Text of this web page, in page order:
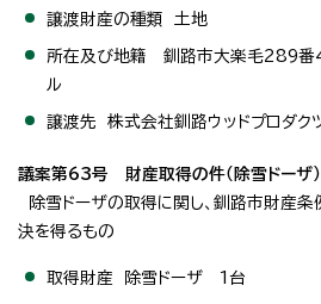
譲渡財産の種類 土地
所在及び地籍 釧路市大楽毛289
ル
譲渡先 株式会社釧路ウッドプロダク
議案第63号 財産取得の件（除雪ドーザ）
除雪ドーザの取得に関し、釧路市財産
決を得るもの
取得財産 除雪ドーザ 1台